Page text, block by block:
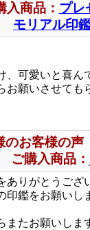
商品： プレ
モリアル印
、可愛いと喜ん
お願いさせても
お客様の
購入商品：
ありがとうござ
印鑑をお願いし
またお願いしま